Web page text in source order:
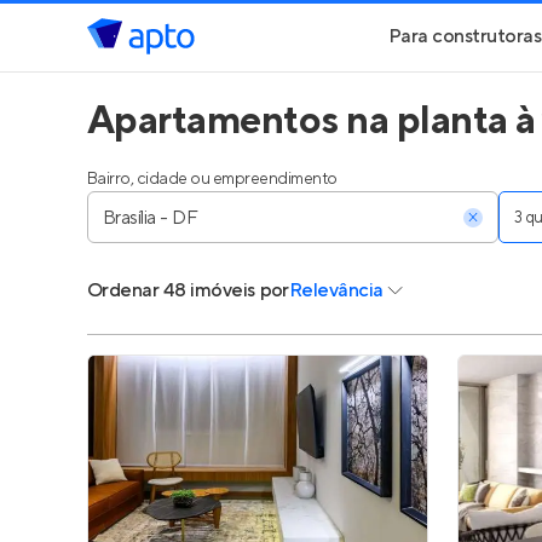
Para construtoras
Geração de
Geração de
Parcerias
Anunciar
Entrar no
Apartamentos na planta
Bairro, cidade ou empreendimento
3
Ordenar48 imóveis porRelevância